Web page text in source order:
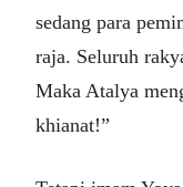
sedang para
raja. Seluruh
Maka Atalya
khianat!”